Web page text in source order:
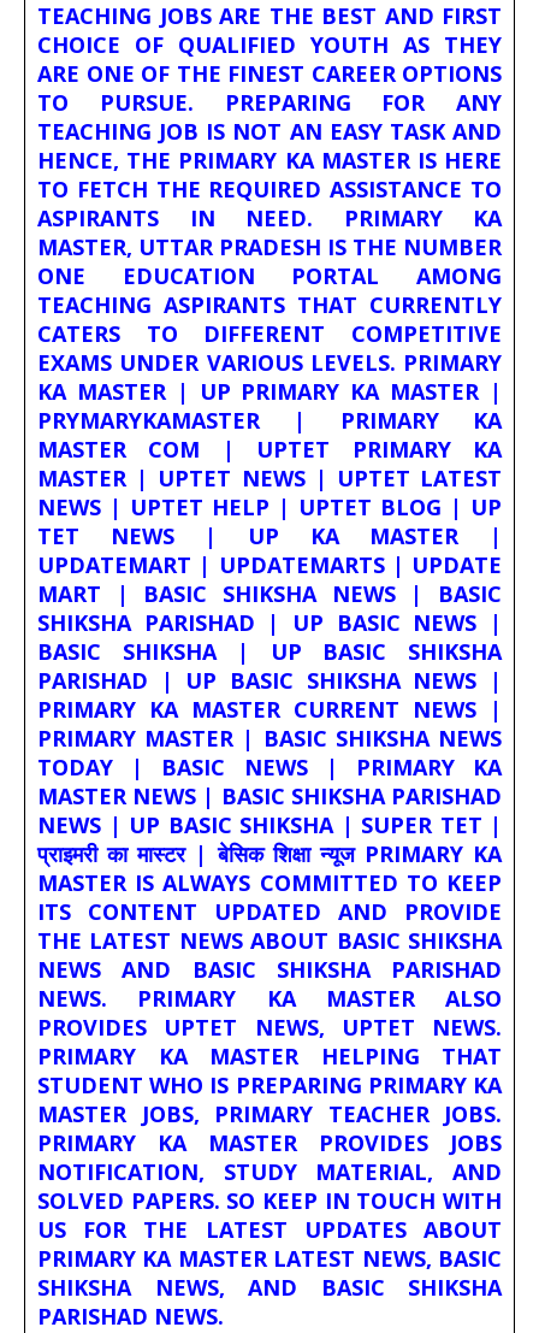
TEACHING JOBS ARE THE BEST AND FIRST
CHOICE OF QUALIFIED YOUTH AS THEY
ARE ONE OF THE FINEST CAREER OPTIONS
TO PURSUE. PREPARING FOR ANY
TEACHING JOB IS NOT AN EASY TASK AND
HENCE, THE PRIMARY KA MASTER IS HERE
TO FETCH THE REQUIRED ASSISTANCE TO
ASPIRANTS IN NEED. PRIMARY KA
MASTER, UTTAR PRADESH IS THE NUMBER
ONE EDUCATION PORTAL AMONG
TEACHING ASPIRANTS THAT CURRENTLY
CATERS TO DIFFERENT COMPETITIVE
EXAMS UNDER VARIOUS LEVELS. PRIMARY
KA MASTER | UP PRIMARY KA MASTER |
PRYMARYKAMASTER | PRIMARY KA
MASTER COM | UPTET PRIMARY KA
MASTER | UPTET NEWS | UPTET LATEST
NEWS | UPTET HELP | UPTET BLOG | UP
TET NEWS | UP KA MASTER |
UPDATEMART | UPDATEMARTS | UPDATE
MART | BASIC SHIKSHA NEWS | BASIC
SHIKSHA PARISHAD | UP BASIC NEWS |
BASIC SHIKSHA | UP BASIC SHIKSHA
PARISHAD | UP BASIC SHIKSHA NEWS |
PRIMARY KA MASTER CURRENT NEWS |
PRIMARY MASTER | BASIC SHIKSHA NEWS
TODAY | BASIC NEWS | PRIMARY KA
MASTER NEWS | BASIC SHIKSHA PARISHAD
NEWS | UP BASIC SHIKSHA | SUPER TET |
प्राइमरी का मास्टर | बेसिक शिक्षा न्यूज PRIMARY KA
MASTER IS ALWAYS COMMITTED TO KEEP
ITS CONTENT UPDATED AND PROVIDE
THE LATEST NEWS ABOUT BASIC SHIKSHA
NEWS AND BASIC SHIKSHA PARISHAD
NEWS. PRIMARY KA MASTER ALSO
PROVIDES UPTET NEWS, UPTET NEWS.
PRIMARY KA MASTER HELPING THAT
STUDENT WHO IS PREPARING PRIMARY KA
MASTER JOBS, PRIMARY TEACHER JOBS.
PRIMARY KA MASTER PROVIDES JOBS
NOTIFICATION, STUDY MATERIAL, AND
SOLVED PAPERS. SO KEEP IN TOUCH WITH
US FOR THE LATEST UPDATES ABOUT
PRIMARY KA MASTER LATEST NEWS, BASIC
SHIKSHA NEWS, AND BASIC SHIKSHA
PARISHAD NEWS.